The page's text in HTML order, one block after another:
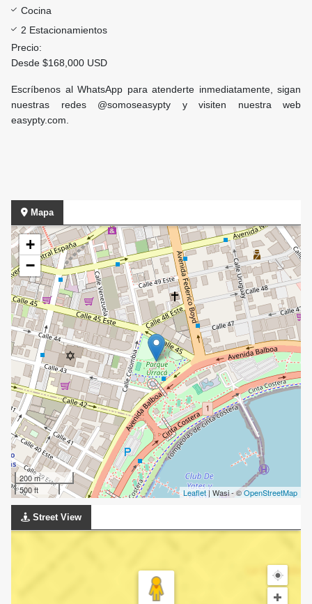
Cocina
2 Estacionamientos
Precio:
Desde $168,000 USD
Escríbenos al WhatsApp para atenderte inmediatamente, sigan
nuestras redes @somoseasypty y visiten nuestra web
easypty.com.
Mapa
+
−
200 m
500 ft
Leaflet| Wasi - ©OpenStreetMap
Street View